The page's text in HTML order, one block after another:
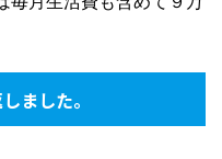
ました。